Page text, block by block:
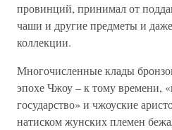
провинций, принимал от
чаши и другие предметы и
коллекции.
Многочисленные клады
эпохе Чжоу – к тому времени,
государство» и чжоуские
натиском жунских племен